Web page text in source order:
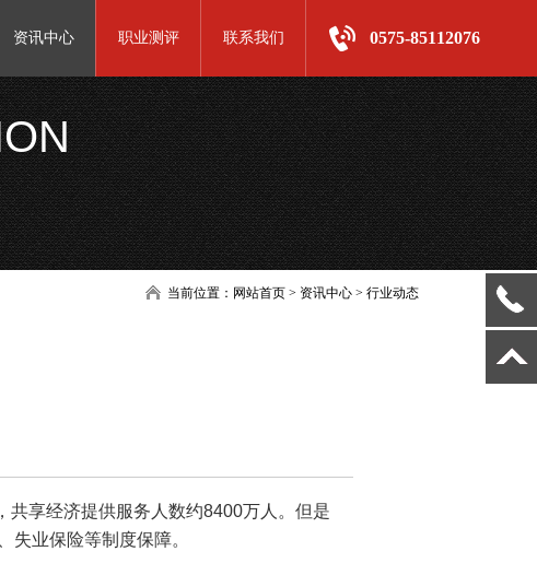
资讯中心 职业测评 联系我们 0575-85112076
当前位置： 网站首页 > 资讯中心 > 行业动态
享经济提供服务人数约8400万人。但是
业保险等制度保障。